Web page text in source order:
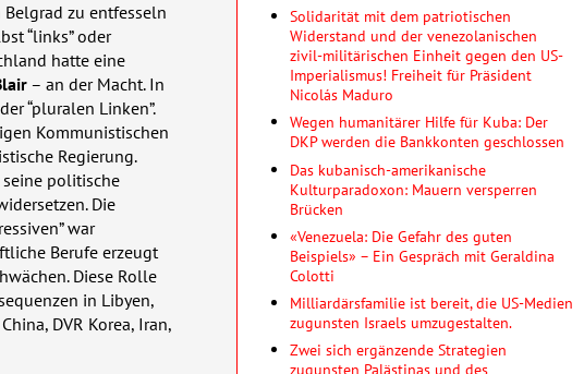
zu entfesseln
“links” oder
hatte eine
– an der Macht. In
“pluralen Linken”.
Kommunistischen
Regierung.
seine politische
Die
war
Berufe erzeugt
Diese Rolle
in Libyen,
DVR Korea, Iran,
Solidarität mit dem patriotischen
Widerstand und der venezolanischen
zivil-militärischen Einheit gegen den US-
Imperialismus! Freiheit für Präsident
Nicolás Maduro
Wegen humanitärer Hilfe für Kuba: Der
DKP werden die Bankkonten geschlossen
Das kubanisch-amerikanische
Kulturparadoxon: Mauern versperren
Brücken
«Venezuela: Die Gefahr des guten
Beispiels» – Ein Gespräch mit Geraldina
Colotti
Milliardärsfamilie ist bereit, die US-Medien
zugunsten Israels umzugestalten.
Zwei sich ergänzende Strategien
zugunsten Palästinas und des